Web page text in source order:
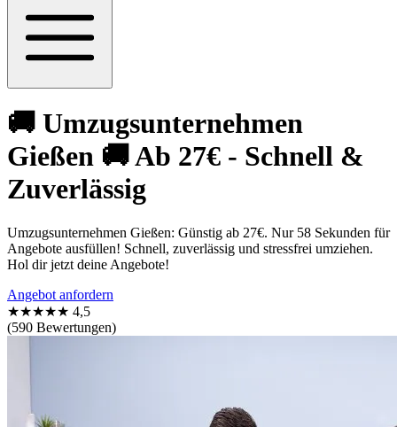
🚚 Umzugsunternehmen
Gießen 🚚 Ab 27€ - Schnell &
Zuverlässig‎
Umzugsunternehmen Gießen: Günstig ab 27€. Nur 58 Sekunden für
Angebote ausfüllen! Schnell, zuverlässig und stressfrei umziehen.
Hol dir jetzt deine Angebote!
Angebot anfordern
★★★★★ 4,5
(590 Bewertungen)